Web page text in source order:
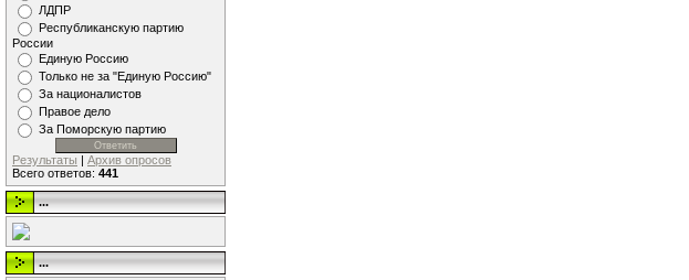
ЛДПР
Республиканскую партию
России
Единую Россию
Только не за "Единую Россию"
За националистов
Правое дело
За Поморскую партию
Результаты | Архив опросов
Всего ответов: 441
...
...